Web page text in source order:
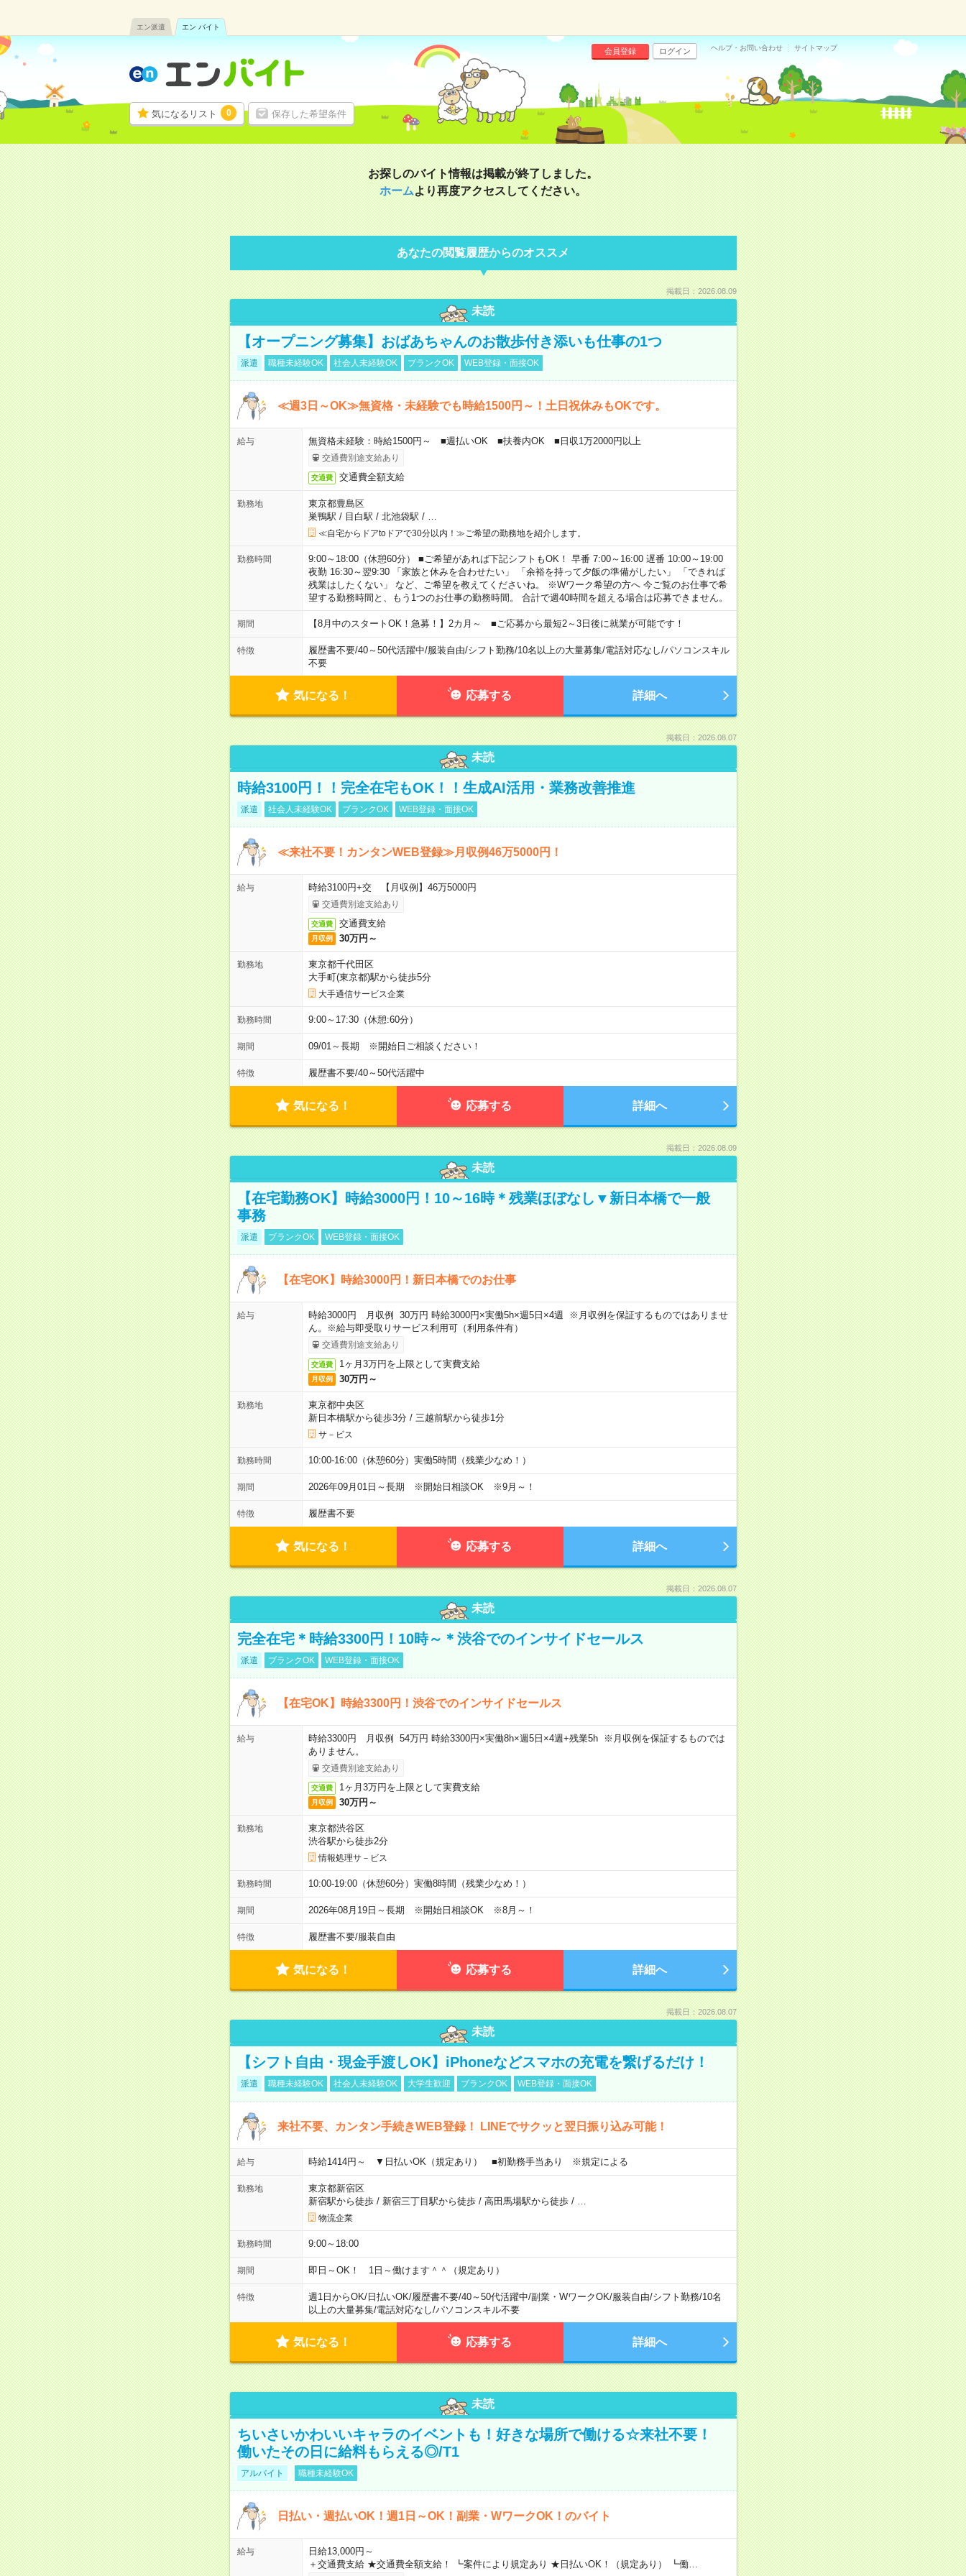
エン派遣 エン バイト
気になるリスト 0 保存した希望条件
会員登録 ログイン ヘルプ・お問い合わせ サイトマップ
お探しのバイト情報は掲載が終了しました。
ホームより再度アクセスしてください。
あなたの閲覧履歴からのオススメ
掲載日：2026.08.09
未読
【オープニング募集】おばあちゃんのお散歩付き添いも仕事の1つ
派遣 職種未経験OK 社会人未経験OK ブランクOK WEB登録・面接OK
≪週3日～OK≫無資格・未経験でも時給1500円～！土日祝休みもOKです。
給与 無資格未経験：時給1500円～ ■週払いOK ■扶養内OK ■日収1万2000円以上
交通費別途支給あり
交通費 交通費全額支給
勤務地
東京都豊島区
巣鴨駅 / 目白駅 / 北池袋駅 / …
≪自宅からドアtoドアで30分以内！≫ご希望の勤務地を紹介します。
勤務時間
9:00～18:00（休憩60分） ■ご希望があれば下記シフトもOK！ 早番 7:00～16:00 遅番 10:00～19:00
夜勤 16:30～翌9:30 「家族と休みを合わせたい」 「余裕を持って夕飯の準備がしたい」 「できれば
残業はしたくない」 など、ご希望を教えてくださいね。 ※Wワーク希望の方へ 今ご覧のお仕事で希
望する勤務時間と、もう1つのお仕事の勤務時間。 合計で週40時間を超える場合は応募できません。
期間 【8月中のスタートOK！急募！】2カ月～ ■ご応募から最短2～3日後に就業が可能です！
特徴 履歴書不要/40～50代活躍中/服装自由/シフト勤務/10名以上の大量募集/電話対応なし/パソコンスキル
不要
気になる！ 応募する 詳細へ
掲載日：2026.08.07
未読
時給3100円！！完全在宅もOK！！生成AI活用・業務改善推進
派遣 社会人未経験OK ブランクOK WEB登録・面接OK
≪来社不要！カンタンWEB登録≫月収例46万5000円！
給与 時給3100円+交 【月収例】46万5000円
交通費別途支給あり
交通費 交通費支給
月収例 30万円～
勤務地
東京都千代田区
大手町(東京都)駅から徒歩5分
大手通信サービス企業
勤務時間 9:00～17:30（休憩:60分）
期間 09/01～長期 ※開始日ご相談ください！
特徴 履歴書不要/40～50代活躍中
気になる！ 応募する 詳細へ
掲載日：2026.08.09
未読
【在宅勤務OK】時給3000円！10～16時＊残業ほぼなし▼新日本橋で一般
事務
派遣 ブランクOK WEB登録・面接OK
【在宅OK】時給3000円！新日本橋でのお仕事
給与
時給3000円 月収例 30万円 時給3000円×実働5h×週5日×4週 ※月収例を保証するものではありませ
ん。※給与即受取りサービス利用可（利用条件有）
交通費別途支給あり
交通費 1ヶ月3万円を上限として実費支給
月収例 30万円～
勤務地
東京都中央区
新日本橋駅から徒歩3分/ 三越前駅から徒歩1分
サ－ビス
勤務時間 10:00-16:00（休憩60分）実働5時間（残業少なめ！）
期間 2026年09月01日～長期 ※開始日相談OK ※9月～！
特徴 履歴書不要
気になる！ 応募する 詳細へ
掲載日：2026.08.07
未読
完全在宅＊時給3300円！10時～＊渋谷でのインサイドセールス
派遣 ブランクOK WEB登録・面接OK
【在宅OK】時給3300円！渋谷でのインサイドセールス
給与
時給3300円 月収例 54万円 時給3300円×実働8h×週5日×4週+残業5h ※月収例を保証するものでは
ありません。
交通費別途支給あり
交通費 1ヶ月3万円を上限として実費支給
月収例 30万円～
勤務地
東京都渋谷区
渋谷駅から徒歩2分
情報処理サ－ビス
勤務時間 10:00-19:00（休憩60分）実働8時間（残業少なめ！）
期間 2026年08月19日～長期 ※開始日相談OK ※8月～！
特徴 履歴書不要/服装自由
気になる！ 応募する 詳細へ
掲載日：2026.08.07
未読
【シフト自由・現金手渡しOK】iPhoneなどスマホの充電を繋げるだけ！
派遣 職種未経験OK 社会人未経験OK 大学生歓迎 ブランクOK WEB登録・面接OK
来社不要、カンタン手続きWEB登録！ LINEでサクッと翌日振り込み可能！
給与 時給1414円～ ▼日払いOK（規定あり） ■初勤務手当あり ※規定による
勤務地
東京都新宿区
新宿駅から徒歩/ 新宿三丁目駅から徒歩/ 高田馬場駅から徒歩/ …
物流企業
勤務時間 9:00～18:00
期間 即日～OK！ 1日～働けます＾＾（規定あり）
特徴 週1日からOK/日払いOK/履歴書不要/40～50代活躍中/副業・WワークOK/服装自由/シフト勤務/10名
以上の大量募集/電話対応なし/パソコンスキル不要
気になる！ 応募する 詳細へ
未読
ちいさいかわいいキャラのイベントも！好きな場所で働ける☆来社不要！
働いたその日に給料もらえる◎/T1
アルバイト 職種未経験OK
日払い・週払いOK！週1日～OK！副業・WワークOK！のバイト
給与
日給13,000円～
＋交通費支給 ★交通費全額支給！ ┗案件により規定あり ★日払いOK！（規定あり） ┗働…